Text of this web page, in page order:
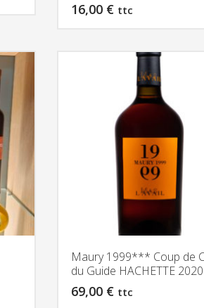
16,00 € ttc
Maury 1999*** Coup de
du Guide HACHETTE 2020
69,00 € ttc